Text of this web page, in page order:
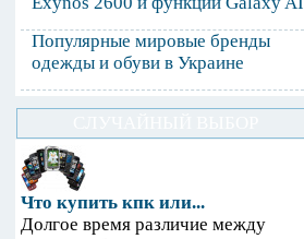
Популярные мировые бренды
одежды и обуви в Украине
Что купить кпк или...
Долгое время различие между